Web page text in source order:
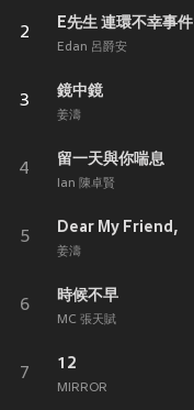
2
E先生 連環不幸事件
Edan 呂爵安
3
鏡中鏡
姜濤
4
留一天與你喘息
Ian 陳卓賢
5
Dear My Friend,
姜濤
6
時候不早
MC 張天賦
7
12
MIRROR